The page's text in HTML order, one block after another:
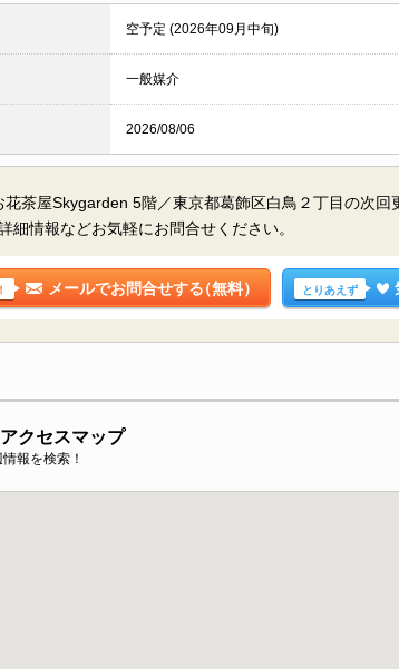
空予定 (2026年09月中旬)
一般媒介
2026/08/06
花茶屋Skygarden 5階／東京都葛飾区白鳥２丁目の次回
細情報などお気軽にお問合せください。
メールでお問合せする（無料） とりあえず
クセスマップ
報を検索！